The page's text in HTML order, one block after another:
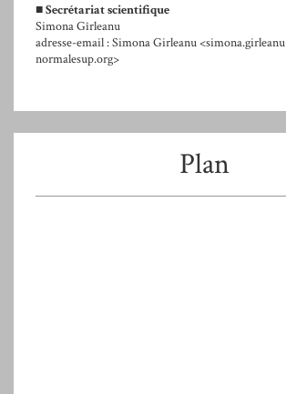
■Secrétariat scientifique
Simona Gîrleanu
adresse-email : Simona Girleanu <simona.girleanu
normalesup.org>
Plan